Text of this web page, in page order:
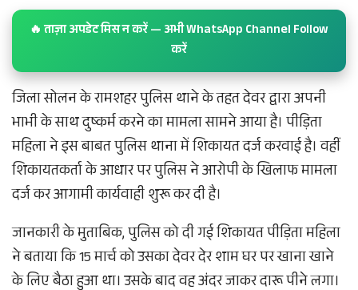
🔥 ताज़ा अपडेट मिस न करें — अभी WhatsApp Channel Follow
करें
जिला सोलन के रामशहर पुलिस थाने के तहत देवर द्वारा अपनी
भाभी के साथ दुष्कर्म करने का मामला सामने आया है। पीड़िता
महिला ने इस बाबत पुलिस थाना में शिकायत दर्ज करवाई है। वहीं
शिकायतकर्ता के आधार पर पुलिस ने आरोपी के खिलाफ मामला
दर्ज कर आगामी कार्यवाही शुरू कर दी है।
जानकारी के मुताबिक, पुलिस को दी गई शिकायत पीड़िता महिला
ने बताया कि 15 मार्च को उसका देवर देर शाम घर पर खाना खाने
के लिए बैठा हुआ था। उसके बाद वह अंदर जाकर दारू पीने लगा।